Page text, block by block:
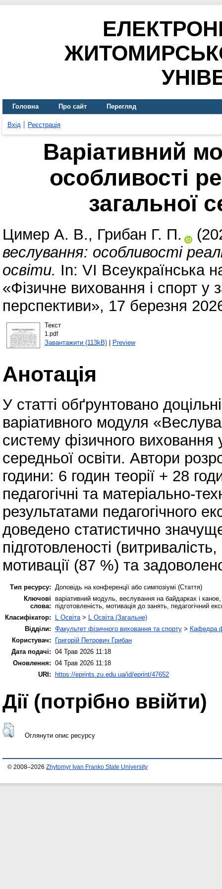
Головна Про сайт Перегляд
Вхід Реєстрація
Варіативний
особливості
загальної
Цимер А. В., Грибан Г. П.
веслування: особливості
освіти. In: VI Всеукраїнська
«Фізичне виховання і спорт у
перспективи», 17 березня
Текст
1.pdf
Завантажити (113kB)| Preview
Анотація
У статті обґрунтовано
варіативного модуля
систему фізичного виховання
середньої освіти. Автори
години: 6 годин теорії + 28
педагогічні та матеріально-
результатами педагогічного
доведено статистично
підготовленості
мотивації (87 %) та
Тип ресурсу:
Доповідь на конференції або симпозіумі (Стаття)
Ключові
слова:
варіативний модуль, веслування на байдарках і
підготовленість, мотивація до занять, педагогічний
Класифікатор:
L Освіта > L Освіта (Загальне)
Відділи: Факультет фізичного виховання та спорту > Кафедра
Користувач:
Григорій Петрович Грибан
Дата подачі: 04 Трав 2026 11:18
Оновлення: 04 Трав 2026 11:18
URI: https://eprints.zu.edu.ua/id/eprint/47652
Дії ​​(потрібно ввійти)
Оглянути опис ресурсу
© 2008–2026 Zhytomyr Ivan Franko State University